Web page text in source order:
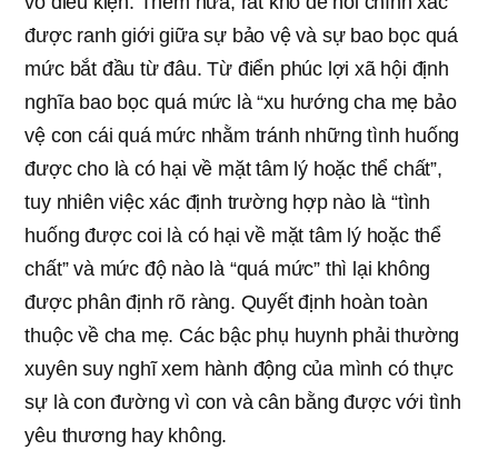
được ranh giới giữa sự bảo vệ và sự bao bọc quá
mức bắt đầu từ đâu. Từ điển phúc lợi xã hội định
nghĩa bao bọc quá mức là “xu hướng cha mẹ bảo
vệ con cái quá mức nhằm tránh những tình huống
được cho là có hại về mặt tâm lý hoặc thể chất”,
tuy nhiên việc xác định trường hợp nào là “tình
huống được coi là có hại về mặt tâm lý hoặc thể
chất” và mức độ nào là “quá mức” thì lại không
được phân định rõ ràng. Quyết định hoàn toàn
thuộc về cha mẹ. Các bậc phụ huynh phải thường
xuyên suy nghĩ xem hành động của mình có thực
sự là con đường vì con và cân bằng được với tình
yêu thương hay không.